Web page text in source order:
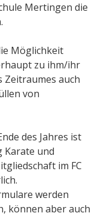
Mertingen die
Möglichkeit
zu ihm/ihr
Zeitraumes auch
von
des Jahres ist
Karate und
im FC
werden
können aber auch